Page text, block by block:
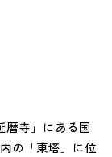
暦寺」にある国
の「東塔」に位